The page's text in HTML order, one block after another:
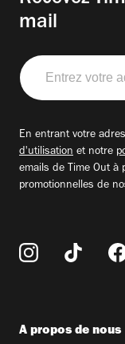
mail
Entrez
votre
adresse
En entrant votre
d'utilisation et notre
emails de Time Out à
promotionnelles de
A propos de nous